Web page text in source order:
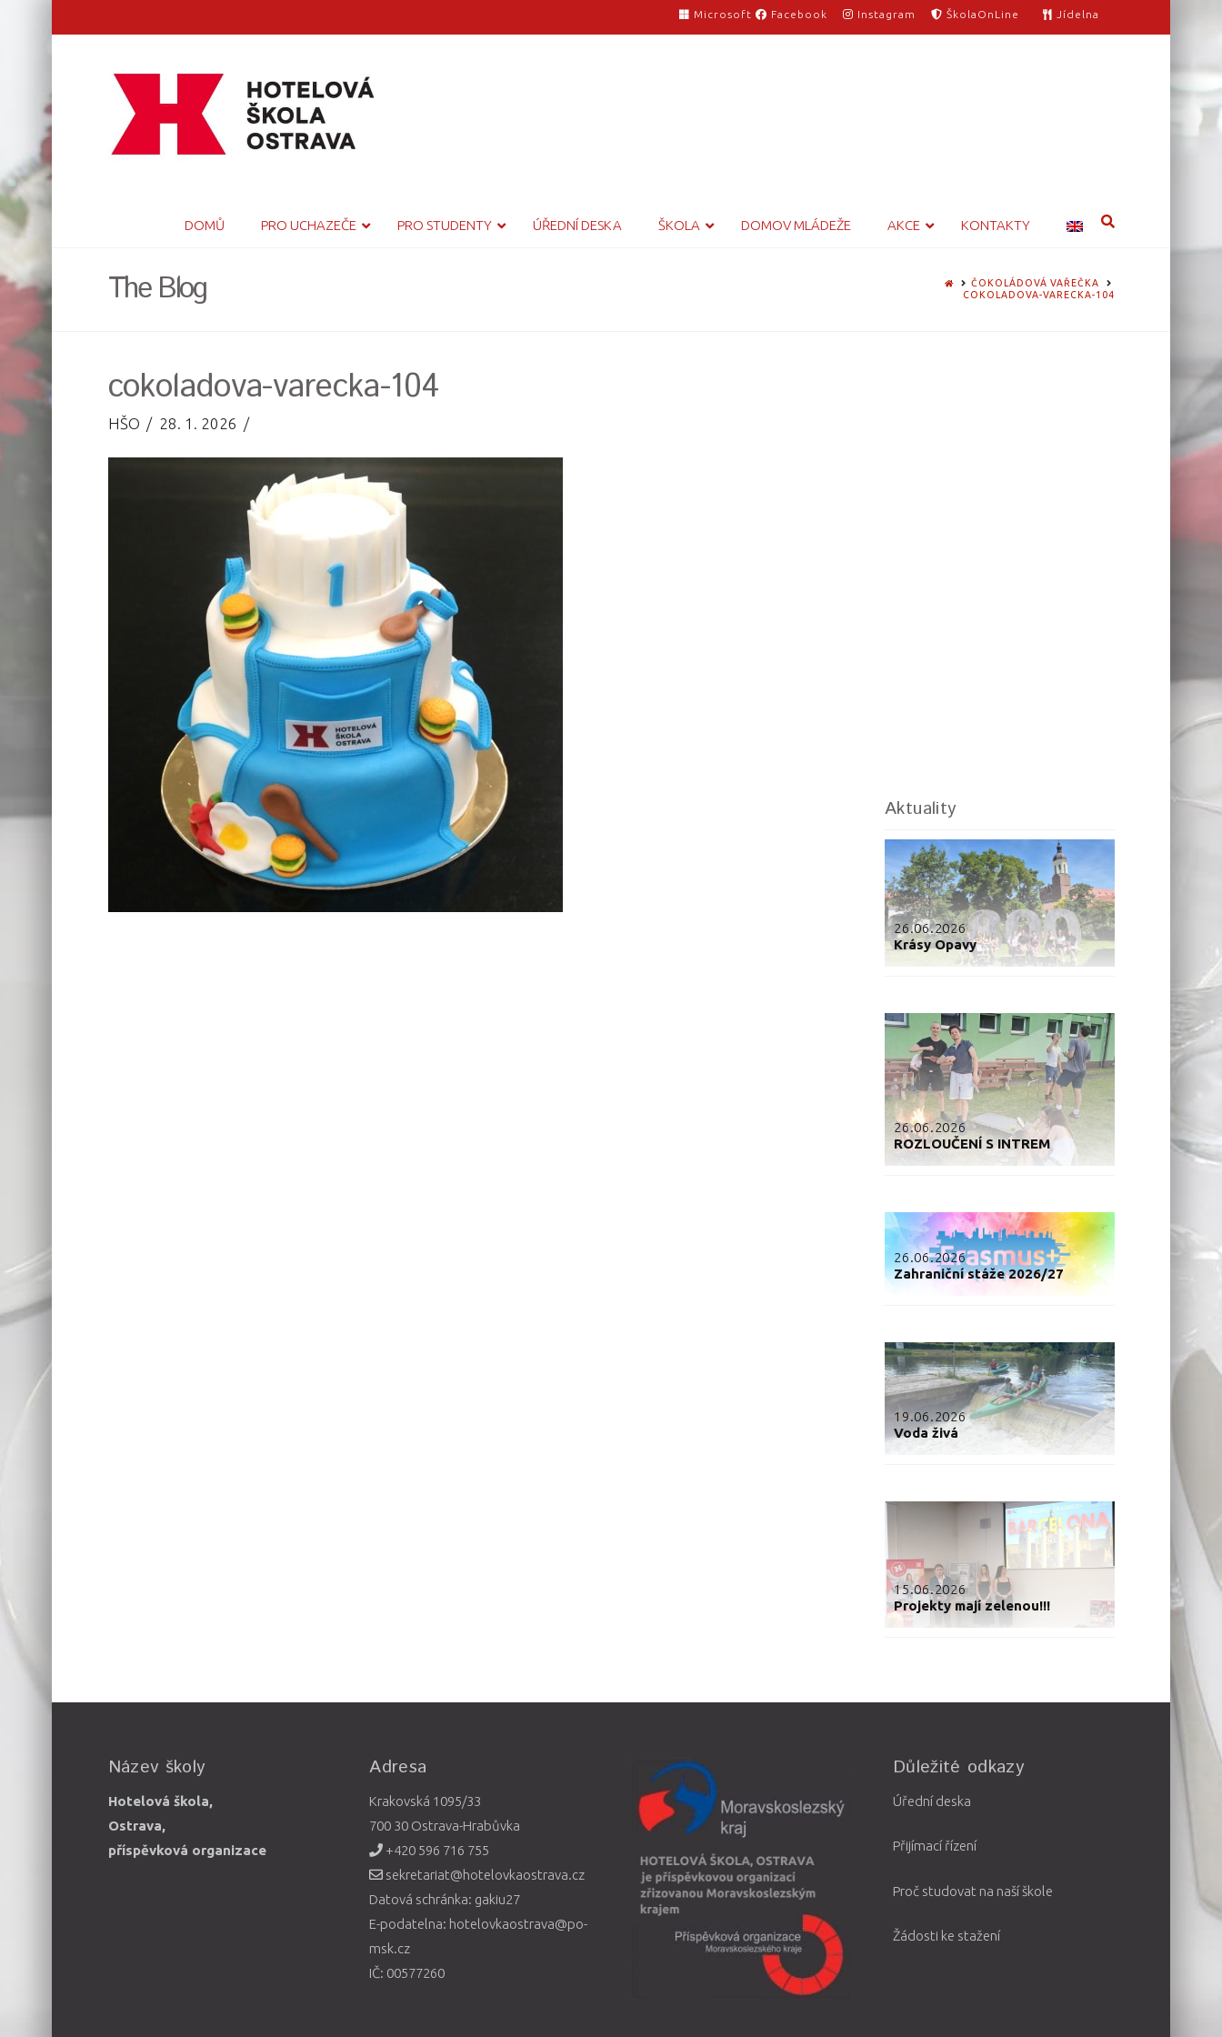
Microsoft Facebook Instagram ŠkolaOnLine Jídelna
DOMŮ PRO UCHAZEČE PRO STUDENTY ÚŘEDNÍ DESKA ŠKOLA DOMOV MLÁDEŽE AKCE KONTAKTY
The Blog HOMEČOKOLÁDOVÁ VAŘEČKA
COKOLADOVA-VARECKA-104
cokoladova-varecka-104
HŠO 28. 1. 2026
Aktuality
26.06.2026
Krásy Opavy
26.06.2026
ROZLOUČENÍ S INTREM
26.06.2026
Zahraniční stáže 2026/27
19.06.2026
Voda živá
15.06.2026
Projekty mají zelenou!!!
Název školy
Hotelová škola,
Ostrava,
příspěvková organizace
Adresa
Krakovská 1095/33
700 30 Ostrava-Hrabůvka
+420 596 716 755
sekretariat@hotelovkaostrava.cz
Datová schránka: gakiu27
E-podatelna: hotelovkaostrava@po-
msk.cz
IČ: 00577260
Důležité odkazy
Úřední deska
Přijímací řízení
Proč studovat na naší škole
Žádosti ke stažení